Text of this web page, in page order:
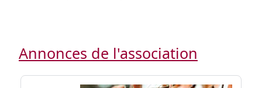
Annonces de l'association